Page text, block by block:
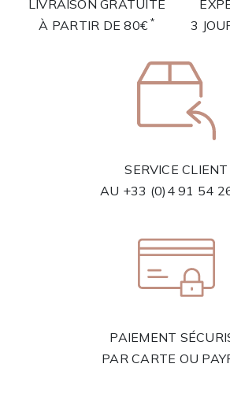
LIVRAISON GRATUITE
À PARTIR DE 80€*
3
SERVICE CLIENT
AU +33 (0)4 91 54
PAIEMENT
PAR CARTE OU